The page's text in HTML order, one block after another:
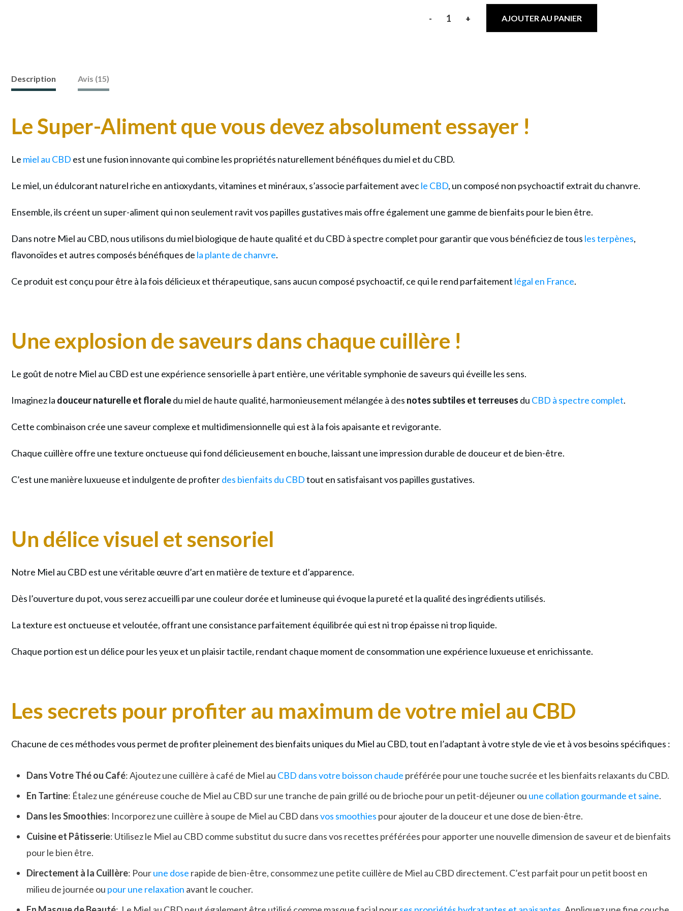
-
quantité
Le
Aliment
pour
Plus
+ AJOUTER AU PANIER
Description Avis (15)
Le Super-Aliment que vous devez absolument essayer !
Le miel au CBD est une fusion innovante qui combine les propriétés naturellement bénéfiques du miel et du CBD.
Le miel, un édulcorant naturel riche en antioxydants, vitamines et minéraux, s’associe parfaitement avecle CBD, un composé non psychoactif extrait du chanvre.
Ensemble, ils créent un super-aliment qui non seulement ravit vos papilles gustatives mais offre également une gamme de bienfaits pour le bien être.
Dans notre Miel au CBD, nous utilisons du miel biologique de haute qualité et du CBD à spectre complet pour garantir que vous bénéficiez de tous les terpènes,
flavonoïdes et autres composés bénéfiques de la plante de chanvre.
Ce produit est conçu pour être à la fois délicieux et thérapeutique, sans aucun composé psychoactif, ce qui le rend parfaitement légal en France.
Une explosion de saveurs dans chaque cuillère !
Le goût de notre Miel au CBD est une expérience sensorielle à part entière, une véritable symphonie de saveurs qui éveille les sens.
Imaginez la douceur naturelle et floraledu miel de haute qualité, harmonieusement mélangée à des notes subtiles et terreuses du CBD à spectre complet.
Cette combinaison crée une saveur complexe et multidimensionnelle qui est à la fois apaisante et revigorante.
Chaque cuillère offre une texture onctueuse qui fond délicieusement en bouche, laissant une impression durable de douceur et de bien-être.
C’est une manière luxueuse et indulgente de profiterdes bienfaits du CBDtout en satisfaisant vos papilles gustatives.
Un délice visuel et sensoriel
Notre Miel au CBD est une véritable œuvre d’art en matière de texture et d’apparence.
Dès l’ouverture du pot, vous serez accueilli par une couleur dorée et lumineuse qui évoque la pureté et la qualité des ingrédients utilisés.
La texture est onctueuse et veloutée, offrant une consistance parfaitement équilibrée qui est ni trop épaisse ni trop liquide.
Chaque portion est un délice pour les yeux et un plaisir tactile, rendant chaque moment de consommation une expérience luxueuse et enrichissante.
Les secrets pour profiter au maximum de votre miel au CBD
Chacune de ces méthodes vous permet de profiter pleinement des bienfaits uniques du Miel au CBD, tout en l’adaptant à votre style de vie et à vos besoins spécifiques :
Dans Votre Thé ou Café: Ajoutez une cuillère à café de Miel au CBD dans votre boisson chaude préférée pour une touche sucrée et les bienfaits relaxants du CBD.
En Tartine: Étalez une généreuse couche de Miel au CBD sur une tranche de pain grillé ou de brioche pour un petit-déjeuner ou une collation gourmande et saine.
Dans les Smoothies: Incorporez une cuillère à soupe de Miel au CBD dansvos smoothies pour ajouter de la douceur et une dose de bien-être.
Cuisine et Pâtisserie: Utilisez le Miel au CBD comme substitut du sucre dans vos recettes préférées pour apporter une nouvelle dimension de saveur et de bienfaits
pour le bien être.
Directement à la Cuillère: Pourune dose rapide de bien-être, consommez une petite cuillère de Miel au CBD directement. C’est parfait pour un petit boost en
milieu de journée ou pour une relaxation avant le coucher.